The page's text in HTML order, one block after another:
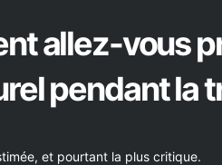
allez-vous
pendant la
et pourtant la plus critique.